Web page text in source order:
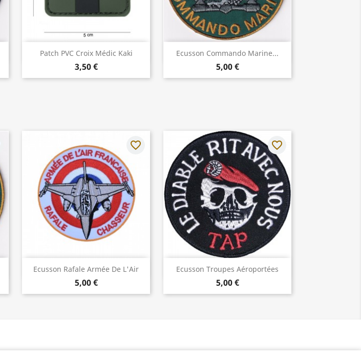
Patch PVC Croix Médic Kaki
3,50 €
Aperçu rapide Ecusson Commando Marine...
5,00 €
 Aperçu rapide
Ecusson Rafale Armée De L'Air
5,00 €
 Aperçu rapide
favorite_border
Ecusson Troupes Aéroportées
5,00 €
 Aperçu rapide
favorite_border